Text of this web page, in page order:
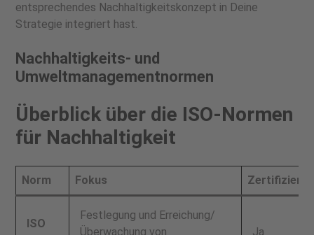
entsprechendes Nachhaltigkeitskonzept in Deine
Strategie integriert hast.
Nachhaltigkeits- und
Umweltmanagementnormen
Überblick über die ISO-Normen
für Nachhaltigkeit
Norm Fokus
ISO
Festlegung und Erreichung/
Überwachung von
Ja